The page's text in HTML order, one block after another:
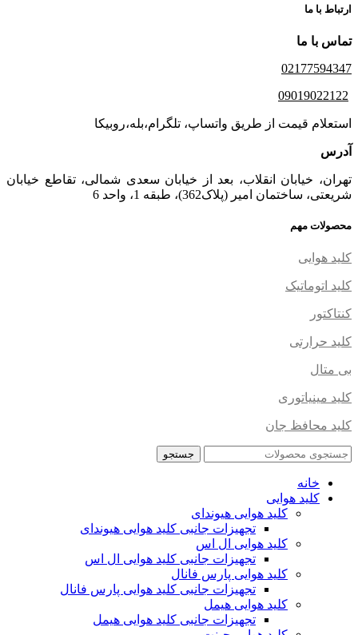
ارتباط با ما
تماس با ما
02177594347
09019022122
استعلام قیمت از طریق واتساپ، تلگرام،بله،روبیکا
آدرس
تهران، خیابان انقلاب، بعد از خیابان سعدی شمالی، تقاطع خیابان
شریعتی، ساختمان امیر (پلاک362)، طبقه 1، واحد 6
محصولات مهم
کلید هوایی
کلید اتوماتیک
کنتاکتور
کلید حرارتی
بی متال
کلید مینیاتوری
کلید محافظ جان
جستجو
خانه
کلید هوایی
کلید هوایی هیوندای
تجهیزات جانبی کلید هوایی هیوندای
کلید هوایی ال اس
تجهیزات جانبی کلید هوایی ال اس
کلید هوایی پارس فانال
تجهیزات جانبی کلید هوایی پارس فانال
کلید هوایی هیمل
تجهیزات جانبی کلید هوایی هیمل